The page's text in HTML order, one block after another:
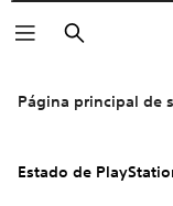
Buscar
Página principal de
Estado de